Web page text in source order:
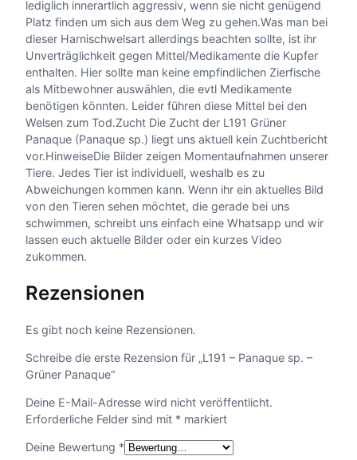
lediglich innerartlich aggressiv, wenn sie nicht genügend
Platz finden um sich aus dem Weg zu gehen.Was man bei
dieser Harnischwelsart allerdings beachten sollte, ist ihr
Unverträglichkeit gegen Mittel/Medikamente die Kupfer
enthalten. Hier sollte man keine empfindlichen Zierfische
als Mitbewohner auswählen, die evtl Medikamente
benötigen könnten. Leider führen diese Mittel bei den
Welsen zum Tod.Zucht Die Zucht der L191 Grüner
Panaque (Panaque sp.) liegt uns aktuell kein Zuchtbericht
vor.HinweiseDie Bilder zeigen Momentaufnahmen unserer
Tiere. Jedes Tier ist individuell, weshalb es zu
Abweichungen kommen kann. Wenn ihr ein aktuelles Bild
von den Tieren sehen möchtet, die gerade bei uns
schwimmen, schreibt uns einfach eine Whatsapp und wir
lassen euch aktuelle Bilder oder ein kurzes Video
zukommen.
Rezensionen
Es gibt noch keine Rezensionen.
Schreibe die erste Rezension für „L191 – Panaque sp. –
Grüner Panaque“
Deine E-Mail-Adresse wird nicht veröffentlicht.
Erforderliche Felder sind mit * markiert
Deine Bewertung *